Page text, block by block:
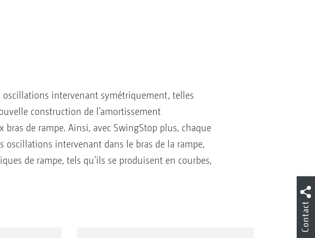
oscillations intervenant symétriquement, telles
construction de l’amortissement
de rampe. Ainsi, avec SwingStop plus, chaque
oscillations intervenant dans le bras de la rampe,
de rampe, tels qu’ils se produisent en courbes,
Contact